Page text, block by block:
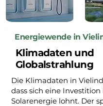
Energiewende in
Klimadaten und
Globalstrahlung
Die Klimadaten in
dass sich eine Investition
Solarenergie lohnt. Der